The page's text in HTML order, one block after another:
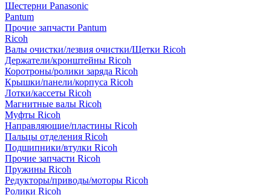
Шестерни Panasonic
Pantum
Прочие запчасти Pantum
Ricoh
Валы очистки/лезвия очистки/Щетки Ricoh
Держатели/кронштейны Ricoh
Коротроны/ролики заряда Ricoh
Крышки/панели/корпуса Ricoh
Лотки/кассеты Ricoh
Магнитные валы Ricoh
Муфты Ricoh
Направляющие/пластины Ricoh
Пальцы отделения Ricoh
Подшипники/втулки Ricoh
Прочие запчасти Ricoh
Пружины Ricoh
Редукторы/приводы/моторы Ricoh
Ролики Ricoh